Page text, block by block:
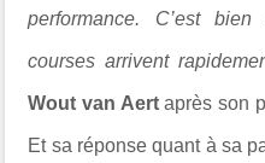
performance. C’est
courses arrivent
Wout van Aertaprès son
Et sa réponse quant à sa